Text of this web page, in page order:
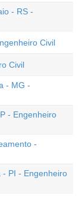
- RS -
Civil
Civil
- MG -
- Engenheiro
-
- PI - Engenheiro